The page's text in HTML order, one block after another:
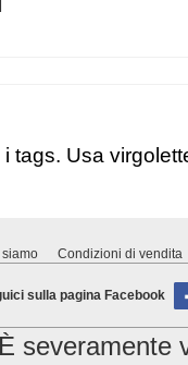
tags. Usa
Condizioni di vendita
sulla pagina Facebook
È severamente